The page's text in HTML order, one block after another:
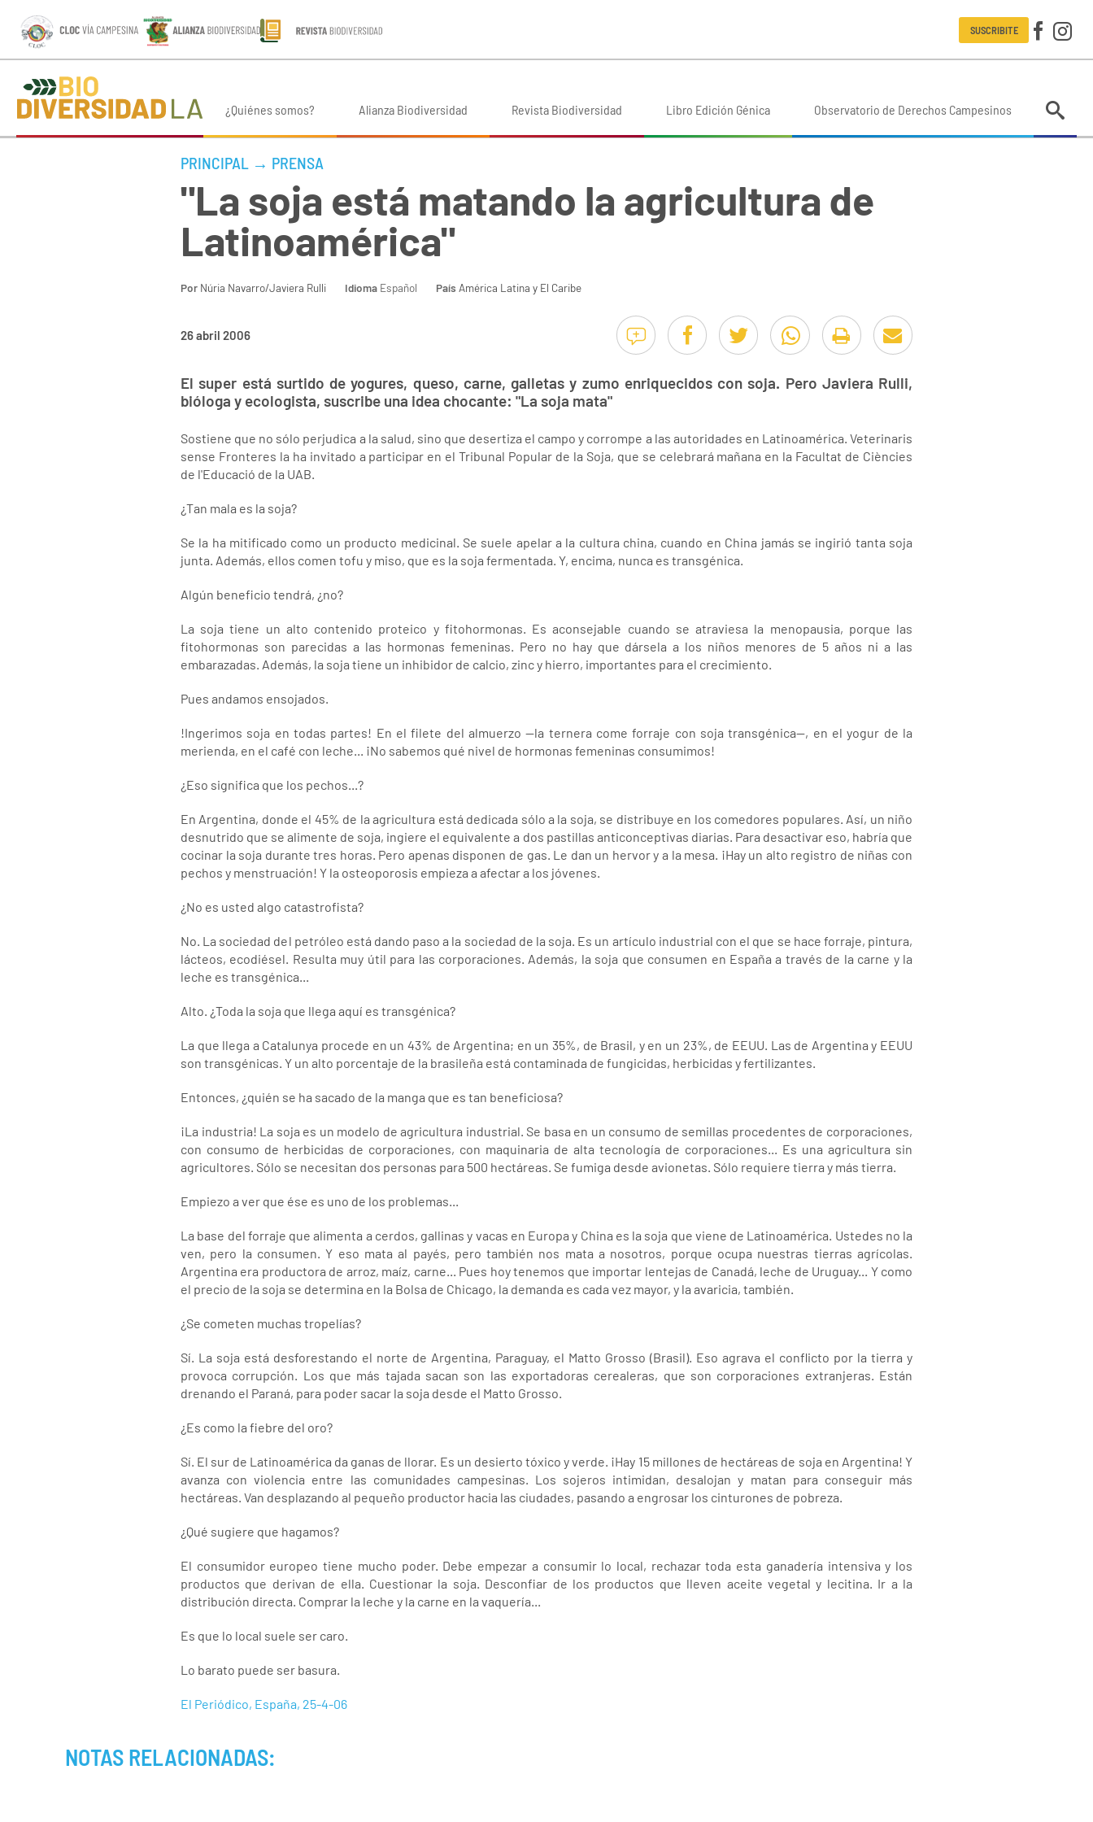
SUSCRIBITE
¿Quiénes somos? Alianza Biodiversidad Revista Biodiversidad Libro Edición Génica Observatorio de Derechos Campesinos
PRINCIPAL → PRENSA
"La soja está matando la agricultura de
Latinoamérica"
Por Núria Navarro/Javiera Rulli Idioma Español País América Latina y El Caribe
26 abril 2006
El super está surtido de yogures, queso, carne, galletas y zumo enriquecidos con soja. Pero Javiera Rulli,
bióloga y ecologista, suscribe una idea chocante: "La soja mata"
Sostiene que no sólo perjudica a la salud, sino que desertiza el campo y corrompe a las autoridades en Latinoamérica. Veterinaris
sense Fronteres la ha invitado a participar en el Tribunal Popular de la Soja, que se celebrará mañana en la Facultat de Ciències
de l'Educació de la UAB.
¿Tan mala es la soja?
Se la ha mitificado como un producto medicinal. Se suele apelar a la cultura china, cuando en China jamás se ingirió tanta soja
junta. Además, ellos comen tofu y miso, que es la soja fermentada. Y, encima, nunca es transgénica.
Algún beneficio tendrá, ¿no?
La soja tiene un alto contenido proteico y fitohormonas. Es aconsejable cuando se atraviesa la menopausia, porque las
fitohormonas son parecidas a las hormonas femeninas. Pero no hay que dársela a los niños menores de 5 años ni a las
embarazadas. Además, la soja tiene un inhibidor de calcio, zinc y hierro, importantes para el crecimiento.
Pues andamos ensojados.
!Ingerimos soja en todas partes! En el filete del almuerzo --la ternera come forraje con soja transgénica--, en el yogur de la
merienda, en el café con leche... ¡No sabemos qué nivel de hormonas femeninas consumimos!
¿Eso significa que los pechos...?
En Argentina, donde el 45% de la agricultura está dedicada sólo a la soja, se distribuye en los comedores populares. Así, un niño
desnutrido que se alimente de soja, ingiere el equivalente a dos pastillas anticonceptivas diarias. Para desactivar eso, habría que
cocinar la soja durante tres horas. Pero apenas disponen de gas. Le dan un hervor y a la mesa. ¡Hay un alto registro de niñas con
pechos y menstruación! Y la osteoporosis empieza a afectar a los jóvenes.
¿No es usted algo catastrofista?
No. La sociedad del petróleo está dando paso a la sociedad de la soja. Es un artículo industrial con el que se hace forraje, pintura,
lácteos, ecodiésel. Resulta muy útil para las corporaciones. Además, la soja que consumen en España a través de la carne y la
leche es transgénica...
Alto. ¿Toda la soja que llega aquí es transgénica?
La que llega a Catalunya procede en un 43% de Argentina; en un 35%, de Brasil, y en un 23%, de EEUU. Las de Argentina y EEUU
son transgénicas. Y un alto porcentaje de la brasileña está contaminada de fungicidas, herbicidas y fertilizantes.
Entonces, ¿quién se ha sacado de la manga que es tan beneficiosa?
¡La industria! La soja es un modelo de agricultura industrial. Se basa en un consumo de semillas procedentes de corporaciones,
con consumo de herbicidas de corporaciones, con maquinaria de alta tecnología de corporaciones... Es una agricultura sin
agricultores. Sólo se necesitan dos personas para 500 hectáreas. Se fumiga desde avionetas. Sólo requiere tierra y más tierra.
Empiezo a ver que ése es uno de los problemas...
La base del forraje que alimenta a cerdos, gallinas y vacas en Europa y China es la soja que viene de Latinoamérica. Ustedes no la
ven, pero la consumen. Y eso mata al payés, pero también nos mata a nosotros, porque ocupa nuestras tierras agrícolas.
Argentina era productora de arroz, maíz, carne... Pues hoy tenemos que importar lentejas de Canadá, leche de Uruguay... Y como
el precio de la soja se determina en la Bolsa de Chicago, la demanda es cada vez mayor, y la avaricia, también.
¿Se cometen muchas tropelías?
Sí. La soja está desforestando el norte de Argentina, Paraguay, el Matto Grosso (Brasil). Eso agrava el conflicto por la tierra y
provoca corrupción. Los que más tajada sacan son las exportadoras cerealeras, que son corporaciones extranjeras. Están
drenando el Paraná, para poder sacar la soja desde el Matto Grosso.
¿Es como la fiebre del oro?
Sí. El sur de Latinoamérica da ganas de llorar. Es un desierto tóxico y verde. ¡Hay 15 millones de hectáreas de soja en Argentina! Y
avanza con violencia entre las comunidades campesinas. Los sojeros intimidan, desalojan y matan para conseguir más
hectáreas. Van desplazando al pequeño productor hacia las ciudades, pasando a engrosar los cinturones de pobreza.
¿Qué sugiere que hagamos?
El consumidor europeo tiene mucho poder. Debe empezar a consumir lo local, rechazar toda esta ganadería intensiva y los
productos que derivan de ella. Cuestionar la soja. Desconfiar de los productos que lleven aceite vegetal y lecitina. Ir a la
distribución directa. Comprar la leche y la carne en la vaquería...
Es que lo local suele ser caro.
Lo barato puede ser basura.
El Periódico, España, 25-4-06
NOTAS RELACIONADAS: